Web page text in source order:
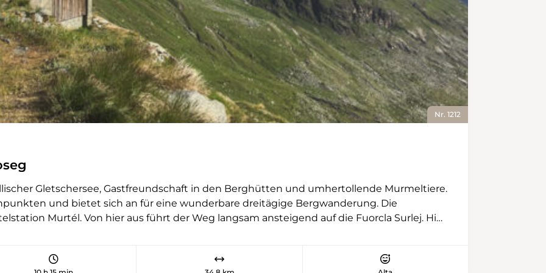
de la Forcle. Danach geht es fast
nur noch bergab: zunächst am Lac
de la Forcle vorbei, dann immer
dem Flüsschen Dorbonne entlang,
bis zwischen den Lärchen der
lauschige Lac de Derborence
hindurchblitzt. Im 18. Jahrhundert
haben hier zwei Bergstürze von
den Steilhängen der Diablerets
dann ein gemütlicher Spaziergang
über sanfte Wiesen bis zur Alp
Anzeinde an. Hier bietet sich die
Zwischenhalt an, bevor es erneut
in die Höhe zum Col des Essets
Gletscherbach. Man kann sich mit
Seilen sichern, aber je später der
Tag, desto mehr Wasser führt der
Bach. Im Zickzack geht es dann
zur Hütte, die durch einen mit
Blech verkleideten Anbau
erweitert wurde. Innen aber sieht
man den Übergang von Alt zu Neu
fast nicht. Das war auch das Ziel
Jahr nimmt er den langen Marsch
unter die Füsse, zumal auch der
Abstieg angenehm ist. Stetig geht
oder sehr steil zu werden. Man
bleibt immer in der Nähe des
Nr. 1212
Gletschersee, Gastfreundschaft in den Berghütten und umhertollende Murmeltiere.
und bietet sich an für eine wunderbare dreitägige Bergwanderung. Die
Murtél. Von hier aus führt der Weg langsam ansteigend auf die Fuorcla Surlej. Hier
mit einer Morgensonnenterasse für den ersten Kaffee. Der zweite Tag startet mit einer